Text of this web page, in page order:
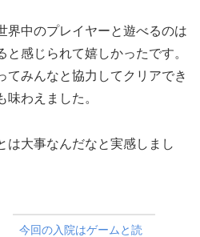
界中のプレイヤーと遊べるのは
感じられて嬉しかったです。
てみんなと協力してクリアでき
味わえました。
は大事なんだなと実感しまし
今回の入院はゲームと読